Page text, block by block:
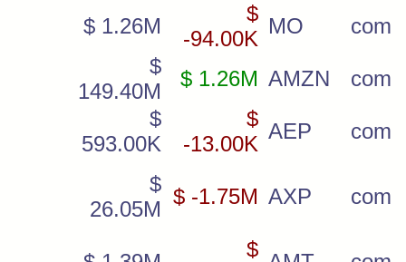
$ 1.26M
$
-94.00K
MO
com
$
149.40M
$ 1.26M AMZN
com
$
593.00K
$
-13.00K
AEP com
$
26.05M
$ -1.75M AXP com
$